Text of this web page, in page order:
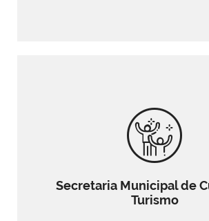
Secretaria Municipal de
Turismo